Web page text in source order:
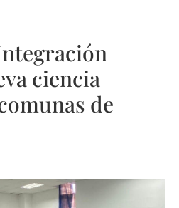
ciencia
de